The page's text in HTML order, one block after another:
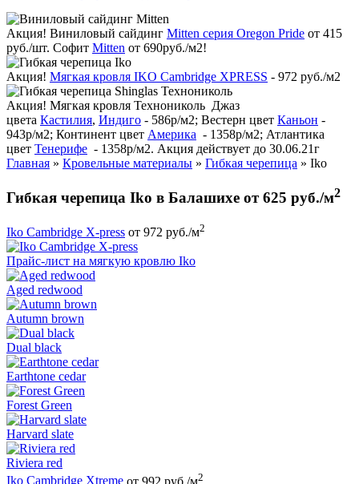
Акция! Виниловый сайдинг Mitten серия Oregon Pride от 415
руб./шт. Софит Mitten от 690руб./м2!
Акция! Мягкая кровля IKO Cambridge XPRESS - 972 руб./м2
Акция! Мягкая кровля Технониколь Джаз
цвета Кастилия, Индиго - 586р/м2; Вестерн цвет Каньон -
943р/м2; Континент цвет Америка - 1358р/м2; Атлантика
цвет Тенерифе - 1358р/м2. Акция действует до 30.06.21г
Главная » Кровельные материалы » Гибкая черепица » Iko
Гибкая черепица Iko в Балашихе от 625 руб./м2
Iko Cambridge X-press от 972 руб./м2
Прайс-лист на мягкую кровлю Iko
Aged redwood
Autumn brown
Dual black
Earthtone cedar
Forest Green
Harvard slate
Riviera red
Iko Cambridge Xtreme от 992 руб./м2